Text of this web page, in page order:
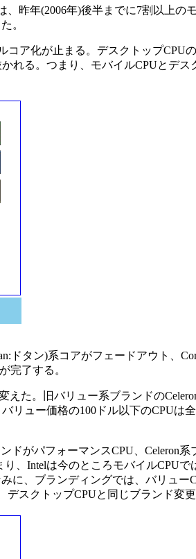
昨年(2006年)後半までに7割以上の
。
ア化が止まる。デスクトップCPU
れる。つまり、モバイルCPUとデス
タン)系コアがフェードアウト、
完了する。
た。旧バリュー系ブランドの
リュー価格の100ドル以下のCPUは
がパフォーマンスCPU、Celeron系
、Intelは今のところモバイルCPUで
に、ブランディングでは、バリュー
デスクトップCPUと同じブランド変更